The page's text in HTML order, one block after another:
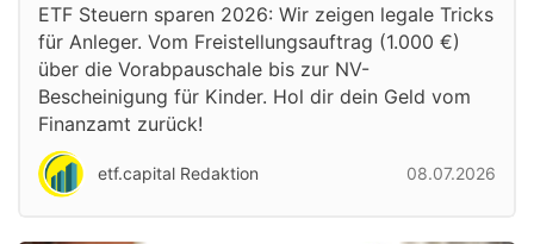
ETF Steuern sparen 2026: Wir zeigen legale Tricks
für Anleger. Vom Freistellungsauftrag (1.000 €)
über die Vorabpauschale bis zur NV-
Bescheinigung für Kinder. Hol dir dein Geld vom
Finanzamt zurück!
etf.capital Redaktion 08.07.2026